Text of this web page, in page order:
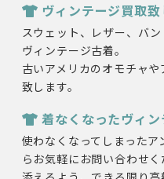
ヴィンテージ買取致
スウェット、レザー、バ
ヴィンテージ古着。
古いアメリカのオモチャ
致します。
着なくなったヴィ
使わなくなってしまった
らお気軽にお問い合わせ